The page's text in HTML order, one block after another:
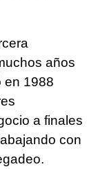
años
en 1988
a finales
con